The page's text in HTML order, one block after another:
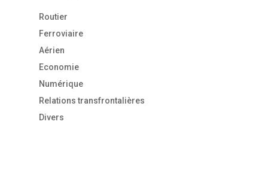
Routier
Ferroviaire
Aérien
Economie
Numérique
Relations transfrontalières
Divers